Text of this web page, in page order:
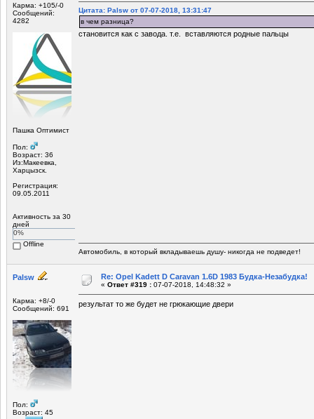
Карма: +105/-0
Сообщений:
4282
Пашка Оптимист
Пол:
Возраст: 36
Из:Макеевка,
Харцызск.
Регистрация:
09.05.2011
Активность за 30
дней
0%
Offline
Цитата: Palsw от 07-07-2018, 13:31:47
в чем разница?
становится как с завода. т.е. вставляются родные пальцы
Автомобиль, в который вкладываешь душу- никогда не подведет!
Palsw
Карма: +8/-0
Сообщений: 691
Пол:
Возраст: 45
Re: Opel Kadett D Caravan 1.6D 1983 Будка-Незабудка!
« Ответ #319 : 07-07-2018, 14:48:32 »
результат то же будет не грюкающие двери